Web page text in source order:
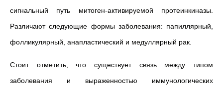
сигнальный путь митоген-активируемой протеинкиназы.
Различают следующие формы заболевания: папиллярный,
фолликулярный, анапластический и медуллярный рак.
Стоит отметить, что существует связь между типом
заболевания и выраженностью иммунологических